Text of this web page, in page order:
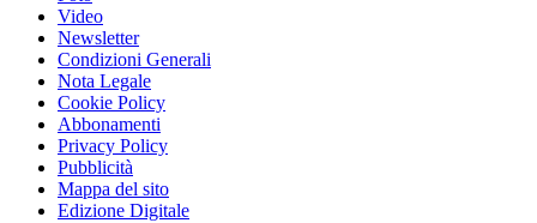
Video
Newsletter
Condizioni Generali
Nota Legale
Cookie Policy
Abbonamenti
Privacy Policy
Pubblicità
Mappa del sito
Edizione Digitale